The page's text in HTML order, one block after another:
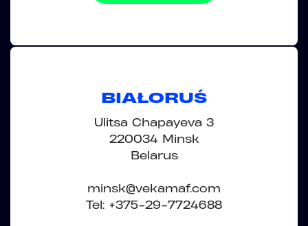
BIAŁORUŚ
Ulitsa Chapayeva 3
220034 Minsk
Belarus
minsk@vekamaf.com
Tel: +375-29-7724688